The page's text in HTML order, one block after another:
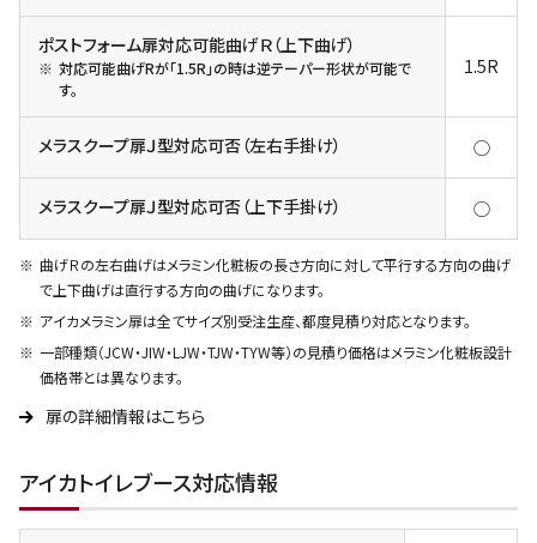
ポストフォーム扉対応可能曲げＲ（上下曲げ）
対応可能曲げRが「1.5R」の時は逆テーパー形状が可能で
す。
1.5R
メラスクープ扉Ｊ型対応可否（左右手掛け） ◯
メラスクープ扉Ｊ型対応可否（上下手掛け） ◯
曲げＲの左右曲げはメラミン化粧板の長さ方向に対して平行する方向の曲げ
で上下曲げは直行する方向の曲げになります。
アイカメラミン扉は全てサイズ別受注生産、都度見積り対応となります。
一部種類（JCW・JIW・LJW・TJW・TYW等）の見積り価格はメラミン化粧板設計
価格帯とは異なります。
扉の詳細情報はこちら
アイカトイレブース対応情報